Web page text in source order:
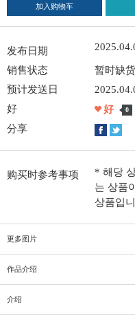
加入购物车
发布日期
销售状态
暂时缺货
预计发送日
好
好 0
分享
购买时参考事项
* 해당
는 상품
상품입
更多图片
作品介绍
介绍